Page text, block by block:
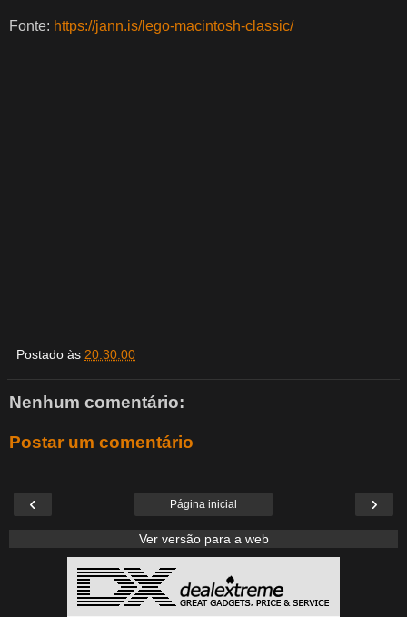
Fonte: https://jann.is/lego-macintosh-classic/
Postado às 20:30:00
Nenhum comentário:
Postar um comentário
‹ ›
Página inicial
Ver versão para a web